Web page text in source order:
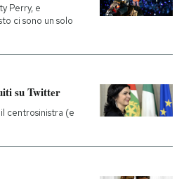
Perry, e
ci sono un solo
su Twitter
centrosinistra (e